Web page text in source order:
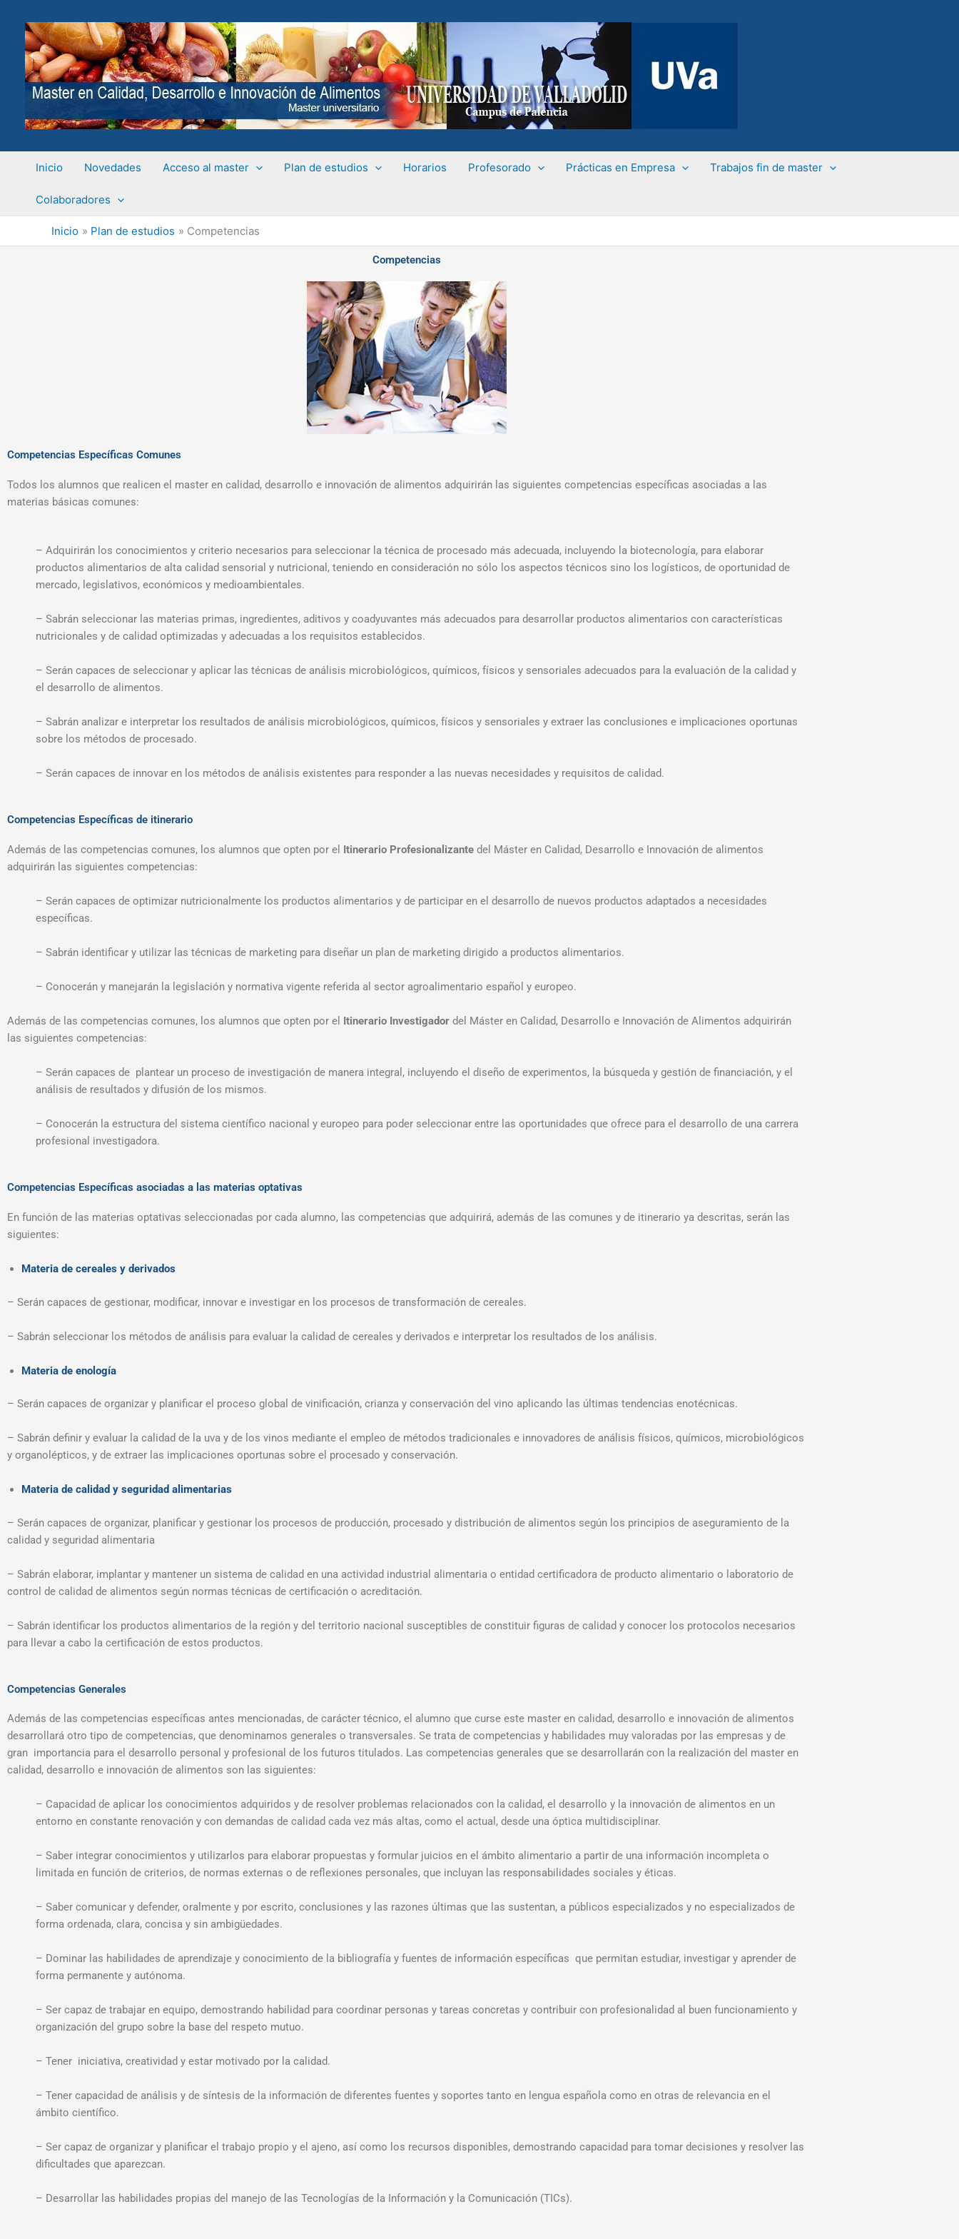
contenido
Inicio Novedades Acceso al master Plan de estudios Horarios Profesorado Prácticas en Empresa Trabajos fin de master
Colaboradores
Inicio Plan de estudios Competencias
Competencias
Competencias Específicas Comunes
Todos los alumnos que realicen el master en calidad, desarrollo e innovación de alimentos adquirirán las siguientes competencias específicas asociadas a las
materias básicas comunes:
– Adquirirán los conocimientos y criterio necesarios para seleccionar la técnica de procesado más adecuada, incluyendo la biotecnología, para elaborar
productos alimentarios de alta calidad sensorial y nutricional, teniendo en consideración no sólo los aspectos técnicos sino los logísticos, de oportunidad de
mercado, legislativos, económicos y medioambientales.
– Sabrán seleccionar las materias primas, ingredientes, aditivos y coadyuvantes más adecuados para desarrollar productos alimentarios con características
nutricionales y de calidad optimizadas y adecuadas a los requisitos establecidos.
– Serán capaces de seleccionar y aplicar las técnicas de análisis microbiológicos, químicos, físicos y sensoriales adecuados para la evaluación de la calidad y
el desarrollo de alimentos.
– Sabrán analizar e interpretar los resultados de análisis microbiológicos, químicos, físicos y sensoriales y extraer las conclusiones e implicaciones oportunas
sobre los métodos de procesado.
– Serán capaces de innovar en los métodos de análisis existentes para responder a las nuevas necesidades y requisitos de calidad.
Competencias Específicas de itinerario
Además de las competencias comunes, los alumnos que opten por el Itinerario Profesionalizante del Máster en Calidad, Desarrollo e Innovación de alimentos
adquirirán las siguientes competencias:
– Serán capaces de optimizar nutricionalmente los productos alimentarios y de participar en el desarrollo de nuevos productos adaptados a necesidades
específicas.
– Sabrán identificar y utilizar las técnicas de marketing para diseñar un plan de marketing dirigido a productos alimentarios.
– Conocerán y manejarán la legislación y normativa vigente referida al sector agroalimentario español y europeo.
Además de las competencias comunes, los alumnos que opten por el Itinerario Investigador del Máster en Calidad, Desarrollo e Innovación de Alimentos adquirirán
las siguientes competencias:
– Serán capaces de plantear un proceso de investigación de manera integral, incluyendo el diseño de experimentos, la búsqueda y gestión de financiación, y el
análisis de resultados y difusión de los mismos.
– Conocerán la estructura del sistema científico nacional y europeo para poder seleccionar entre las oportunidades que ofrece para el desarrollo de una carrera
profesional investigadora.
Competencias Específicas asociadas a las materias optativas
En función de las materias optativas seleccionadas por cada alumno, las competencias que adquirirá, además de las comunes y de itinerario ya descritas, serán las
siguientes:
Materia de cereales y derivados
– Serán capaces de gestionar, modificar, innovar e investigar en los procesos de transformación de cereales.
– Sabrán seleccionar los métodos de análisis para evaluar la calidad de cereales y derivados e interpretar los resultados de los análisis.
Materia de enología
– Serán capaces de organizar y planificar el proceso global de vinificación, crianza y conservación del vino aplicando las últimas tendencias enotécnicas.
– Sabrán definir y evaluar la calidad de la uva y de los vinos mediante el empleo de métodos tradicionales e innovadores de análisis físicos, químicos, microbiológicos
y organolépticos, y de extraer las implicaciones oportunas sobre el procesado y conservación.
Materia de calidad y seguridad alimentarias
– Serán capaces de organizar, planificar y gestionar los procesos de producción, procesado y distribución de alimentos según los principios de aseguramiento de la
calidad y seguridad alimentaria
– Sabrán elaborar, implantar y mantener un sistema de calidad en una actividad industrial alimentaria o entidad certificadora de producto alimentario o laboratorio de
control de calidad de alimentos según normas técnicas de certificación o acreditación.
– Sabrán identificar los productos alimentarios de la región y del territorio nacional susceptibles de constituir figuras de calidad y conocer los protocolos necesarios
para llevar a cabo la certificación de estos productos.
Competencias Generales
Además de las competencias específicas antes mencionadas, de carácter técnico, el alumno que curse este master en calidad, desarrollo e innovación de alimentos
desarrollará otro tipo de competencias, que denominamos generales o transversales. Se trata de competencias y habilidades muy valoradas por las empresas y de
gran importancia para el desarrollo personal y profesional de los futuros titulados. Las competencias generales que se desarrollarán con la realización del master en
calidad, desarrollo e innovación de alimentos son las siguientes:
– Capacidad de aplicar los conocimientos adquiridos y de resolver problemas relacionados con la calidad, el desarrollo y la innovación de alimentos en un
entorno en constante renovación y con demandas de calidad cada vez más altas, como el actual, desde una óptica multidisciplinar.
– Saber integrar conocimientos y utilizarlos para elaborar propuestas y formular juicios en el ámbito alimentario a partir de una información incompleta o
limitada en función de criterios, de normas externas o de reflexiones personales, que incluyan las responsabilidades sociales y éticas.
– Saber comunicar y defender, oralmente y por escrito, conclusiones y las razones últimas que las sustentan, a públicos especializados y no especializados de
forma ordenada, clara, concisa y sin ambigüedades.
– Dominar las habilidades de aprendizaje y conocimiento de la bibliografía y fuentes de información específicas que permitan estudiar, investigar y aprender de
forma permanente y autónoma.
– Ser capaz de trabajar en equipo, demostrando habilidad para coordinar personas y tareas concretas y contribuir con profesionalidad al buen funcionamiento y
organización del grupo sobre la base del respeto mutuo.
– Tener iniciativa, creatividad y estar motivado por la calidad.
– Tener capacidad de análisis y de síntesis de la información de diferentes fuentes y soportes tanto en lengua española como en otras de relevancia en el
ámbito científico.
– Ser capaz de organizar y planificar el trabajo propio y el ajeno, así como los recursos disponibles, demostrando capacidad para tomar decisiones y resolver las
dificultades que aparezcan.
– Desarrollar las habilidades propias del manejo de las Tecnologías de la Información y la Comunicación (TICs).